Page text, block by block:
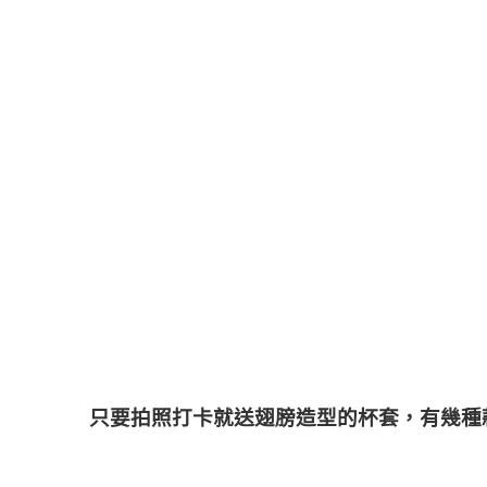
只要拍照打卡就送翅膀造型的杯套，有幾種